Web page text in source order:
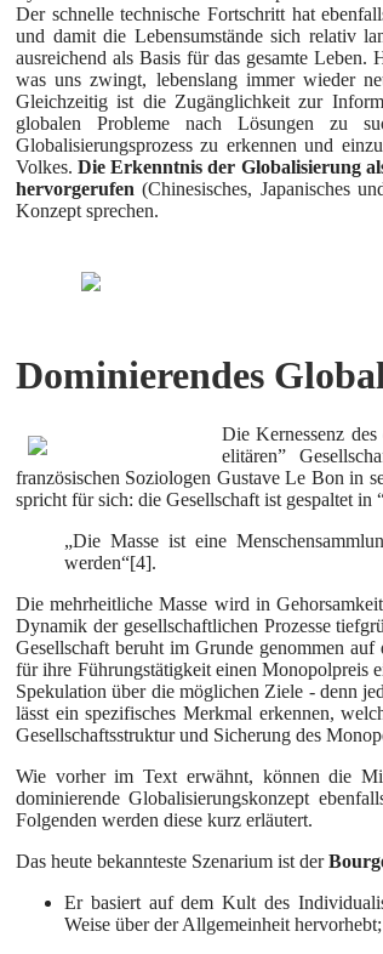
Der schnelle technische Fortschritt hat
und damit die Lebensumstände sich relativ
ausreichend als Basis für das gesamte
was uns zwingt, lebenslang immer wieder
Gleichzeitig ist die Zugänglichkeit zur
globalen Probleme nach Lösungen zu
Globalisierungsprozess zu erkennen und
Volkes.Die Erkenntnis der Globalisierung
hervorgerufen (Chinesisches, Japanisches
Konzept sprechen.
Dominierendes
Die Kernessenz
elitären”
französischen Soziologen Gustave Le Bon in
spricht für sich: die Gesellschaft ist gespaltet
„Die Masse ist eine
werden“[4].
Die mehrheitliche Masse wird in
Dynamik der gesellschaftlichen Prozesse
Gesellschaft beruht im Grunde genommen
für ihre Führungstätigkeit einen Monopolpreis
Spekulation über die möglichen Ziele - denn
lässt ein spezifisches Merkmal erkennen,
Gesellschaftsstruktur und Sicherung des
Wie vorher im Text erwähnt, können die
dominierende Globalisierungskonzept
Folgenden werden diese kurz erläutert.
Das heute bekannteste Szenarium ist der
Er basiert auf dem Kult des
Weise über der Allgemeinheit hervorhebt;